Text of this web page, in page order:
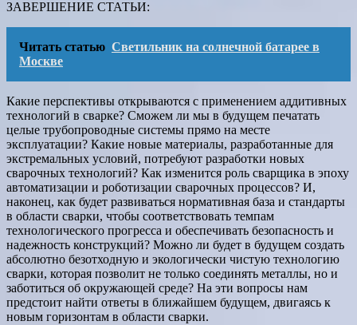
ЗАВЕРШЕНИЕ СТАТЬИ:
Читать статью Светильник на солнечной батарее в
Москве
Какие перспективы открываются с применением аддитивных
технологий в сварке? Сможем ли мы в будущем печатать
целые трубопроводные системы прямо на месте
эксплуатации? Какие новые материалы, разработанные для
экстремальных условий, потребуют разработки новых
сварочных технологий? Как изменится роль сварщика в эпоху
автоматизации и роботизации сварочных процессов? И,
наконец, как будет развиваться нормативная база и стандарты
в области сварки, чтобы соответствовать темпам
технологического прогресса и обеспечивать безопасность и
надежность конструкций? Можно ли будет в будущем создать
абсолютно безотходную и экологически чистую технологию
сварки, которая позволит не только соединять металлы, но и
заботиться об окружающей среде? На эти вопросы нам
предстоит найти ответы в ближайшем будущем, двигаясь к
новым горизонтам в области сварки.